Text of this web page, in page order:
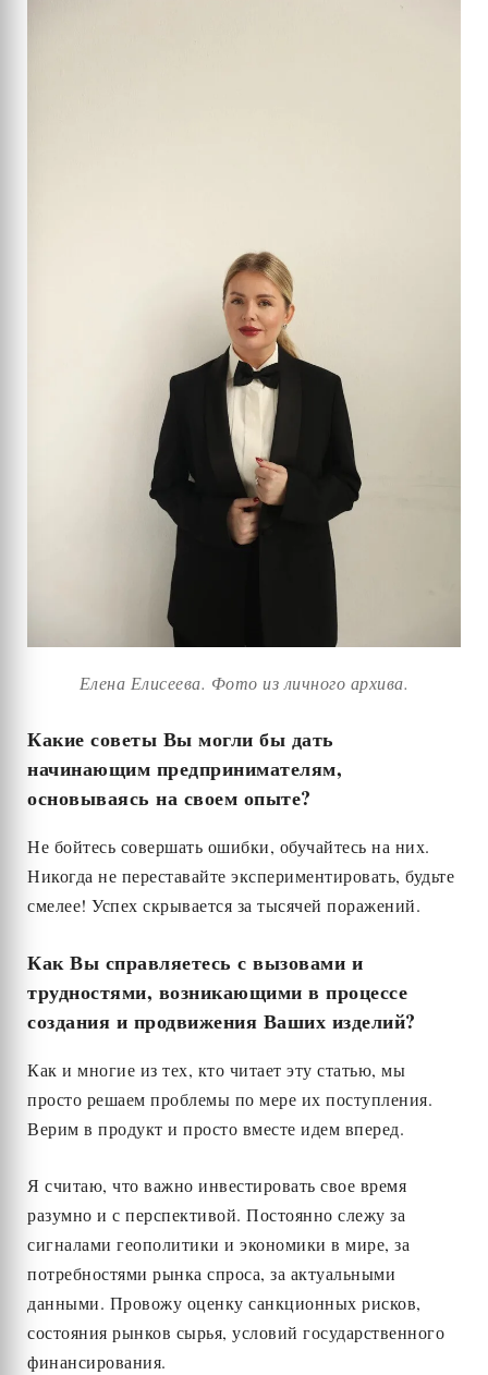
Елена Елисеева. Фото из личного архива.
Какие советы Вы могли бы дать
начинающим предпринимателям,
основываясь на своем опыте?
Не бойтесь совершать ошибки, обучайтесь на них.
Никогда не переставайте экспериментировать, будьте
смелее! Успех скрывается за тысячей поражений.
Как Вы справляетесь с вызовами и
трудностями, возникающими в процессе
создания и продвижения Ваших изделий?
Как и многие из тех, кто читает эту статью, мы
просто решаем проблемы по мере их поступления.
Верим в продукт и просто вместе идем вперед.
Я считаю, что важно инвестировать свое время
разумно и с перспективой. Постоянно слежу за
сигналами геополитики и экономики в мире, за
потребностями рынка спроса, за актуальными
данными. Провожу оценку санкционных рисков,
состояния рынков сырья, условий государственного
финансирования.